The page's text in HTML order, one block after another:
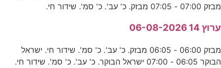
מבזק 07:00 - 07:05 מבזק. כ' עב'. כ' סמ'. שידור חי.
ערוץ 14 06-08-2026
מבזק 06:00 - 06:05 מבזק. כ' עב'. כ' סמ'. שידור חי. ישראל
הבוקר 06:05 - 07:00 ישראל הבוקר. כ' עב'. כ' סמ'. שידור חי.